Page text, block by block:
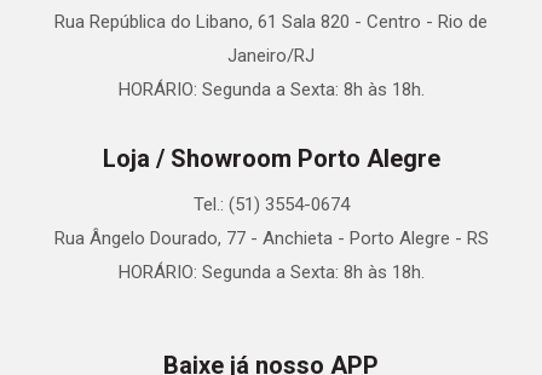
Rua República do Libano, 61 Sala 820 - Centro - Rio de
Janeiro/RJ
HORÁRIO: Segunda a Sexta: 8h às 18h.
Loja / Showroom Porto Alegre
Tel.: (51) 3554-0674
Rua Ângelo Dourado, 77 - Anchieta - Porto Alegre - RS
HORÁRIO: Segunda a Sexta: 8h às 18h.
Baixe já nosso APP